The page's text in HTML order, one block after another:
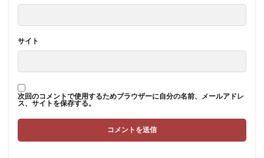
サイト
次回のコメントで使用するためブラウザーに自分の名前、メールアドレ
ス、サイトを保存する。